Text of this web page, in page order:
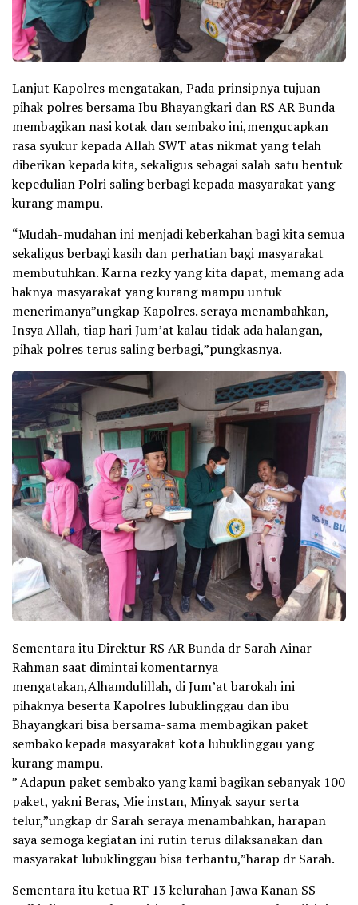
Lanjut Kapolres mengatakan, Pada prinsipnya tujuan
pihak polres bersama Ibu Bhayangkari dan RS AR Bunda
membagikan nasi kotak dan sembako ini,mengucapkan
rasa syukur kepada Allah SWT atas nikmat yang telah
diberikan kepada kita, sekaligus sebagai salah satu bentuk
kepedulian Polri saling berbagi kepada masyarakat yang
kurang mampu.
“Mudah-mudahan ini menjadi keberkahan bagi kita semua
sekaligus berbagi kasih dan perhatian bagi masyarakat
membutuhkan. Karna rezky yang kita dapat, memang ada
haknya masyarakat yang kurang mampu untuk
menerimanya”ungkap Kapolres. seraya menambahkan,
Insya Allah, tiap hari Jum’at kalau tidak ada halangan,
pihak polres terus saling berbagi,”pungkasnya.
Sementara itu Direktur RS AR Bunda dr Sarah Ainar
Rahman saat dimintai komentarnya
mengatakan,Alhamdulillah, di Jum’at barokah ini
pihaknya beserta Kapolres lubuklinggau dan ibu
Bhayangkari bisa bersama-sama membagikan paket
sembako kepada masyarakat kota lubuklinggau yang
kurang mampu.
” Adapun paket sembako yang kami bagikan sebanyak 100
paket, yakni Beras, Mie instan, Minyak sayur serta
telur,”ungkap dr Sarah seraya menambahkan, harapan
saya semoga kegiatan ini rutin terus dilaksanakan dan
masyarakat lubuklinggau bisa terbantu,”harap dr Sarah.
Sementara itu ketua RT 13 kelurahan Jawa Kanan SS